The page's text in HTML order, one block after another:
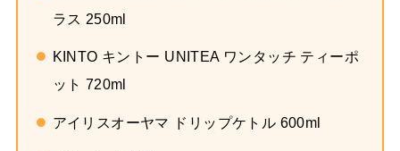
ラス 250ml
KINTO キントー UNITEA ワンタッチ ティーポ
ット 720ml
アイリスオーヤマ ドリップケトル 600ml